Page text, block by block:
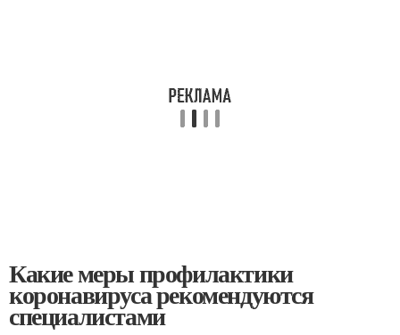
Какие меры профилактики
коронавируса рекомендуются
специалистами